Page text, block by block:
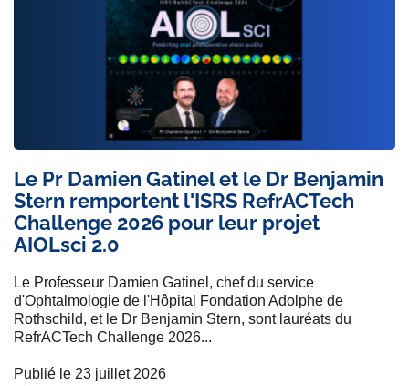
Le Pr Damien Gatinel et le Dr Benjamin
Stern remportent l'ISRS RefrACTech
Challenge 2026 pour leur projet
AIOLsci 2.0
Le Professeur Damien Gatinel, chef du service
d'Ophtalmologie de l'Hôpital Fondation Adolphe de
Rothschild, et le Dr Benjamin Stern, sont lauréats du
RefrACTech Challenge 2026...
Publié le 23 juillet 2026